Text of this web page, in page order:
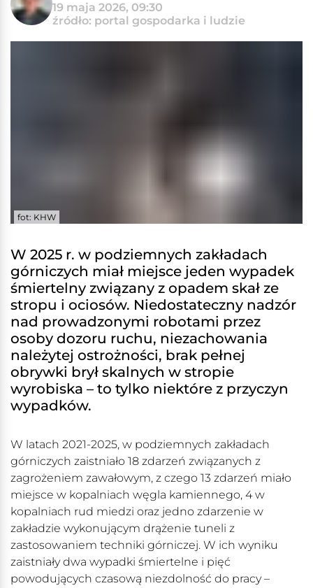
19 maja 2026, 09:30
źródło: portal gospodarka i ludzie
fot: KHW
W 2025 r. w podziemnych zakładach
górniczych miał miejsce jeden wypadek
śmiertelny związany z opadem skał ze
stropu i ociosów. Niedostateczny nadzór
nad prowadzonymi robotami przez
osoby dozoru ruchu, niezachowania
należytej ostrożności, brak pełnej
obrywki brył skalnych w stropie
wyrobiska – to tylko niektóre z przyczyn
wypadków.
W latach 2021-2025, w podziemnych zakładach
górniczych zaistniało 18 zdarzeń związanych z
zagrożeniem zawałowym, z czego 13 zdarzeń miało
miejsce w kopalniach węgla kamiennego, 4 w
kopalniach rud miedzi oraz jedno zdarzenie w
zakładzie wykonującym drążenie tuneli z
zastosowaniem techniki górniczej. W ich wyniku
zaistniały dwa wypadki śmiertelne i pięć
powodujących czasową niezdolność do pracy –